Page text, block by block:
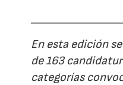
En esta edición
de 163
categorías